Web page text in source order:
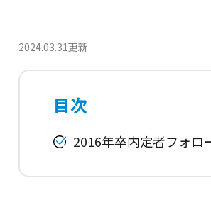
2024.03.31更新
目次
2016年卒内定者フォロ